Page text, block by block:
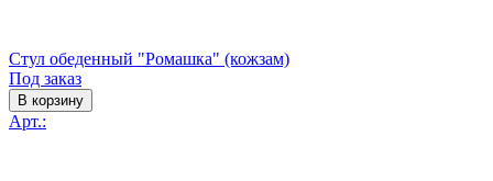
Стул обеденный "Ромашка" (кожзам)
Под заказ
В корзину
Арт.: